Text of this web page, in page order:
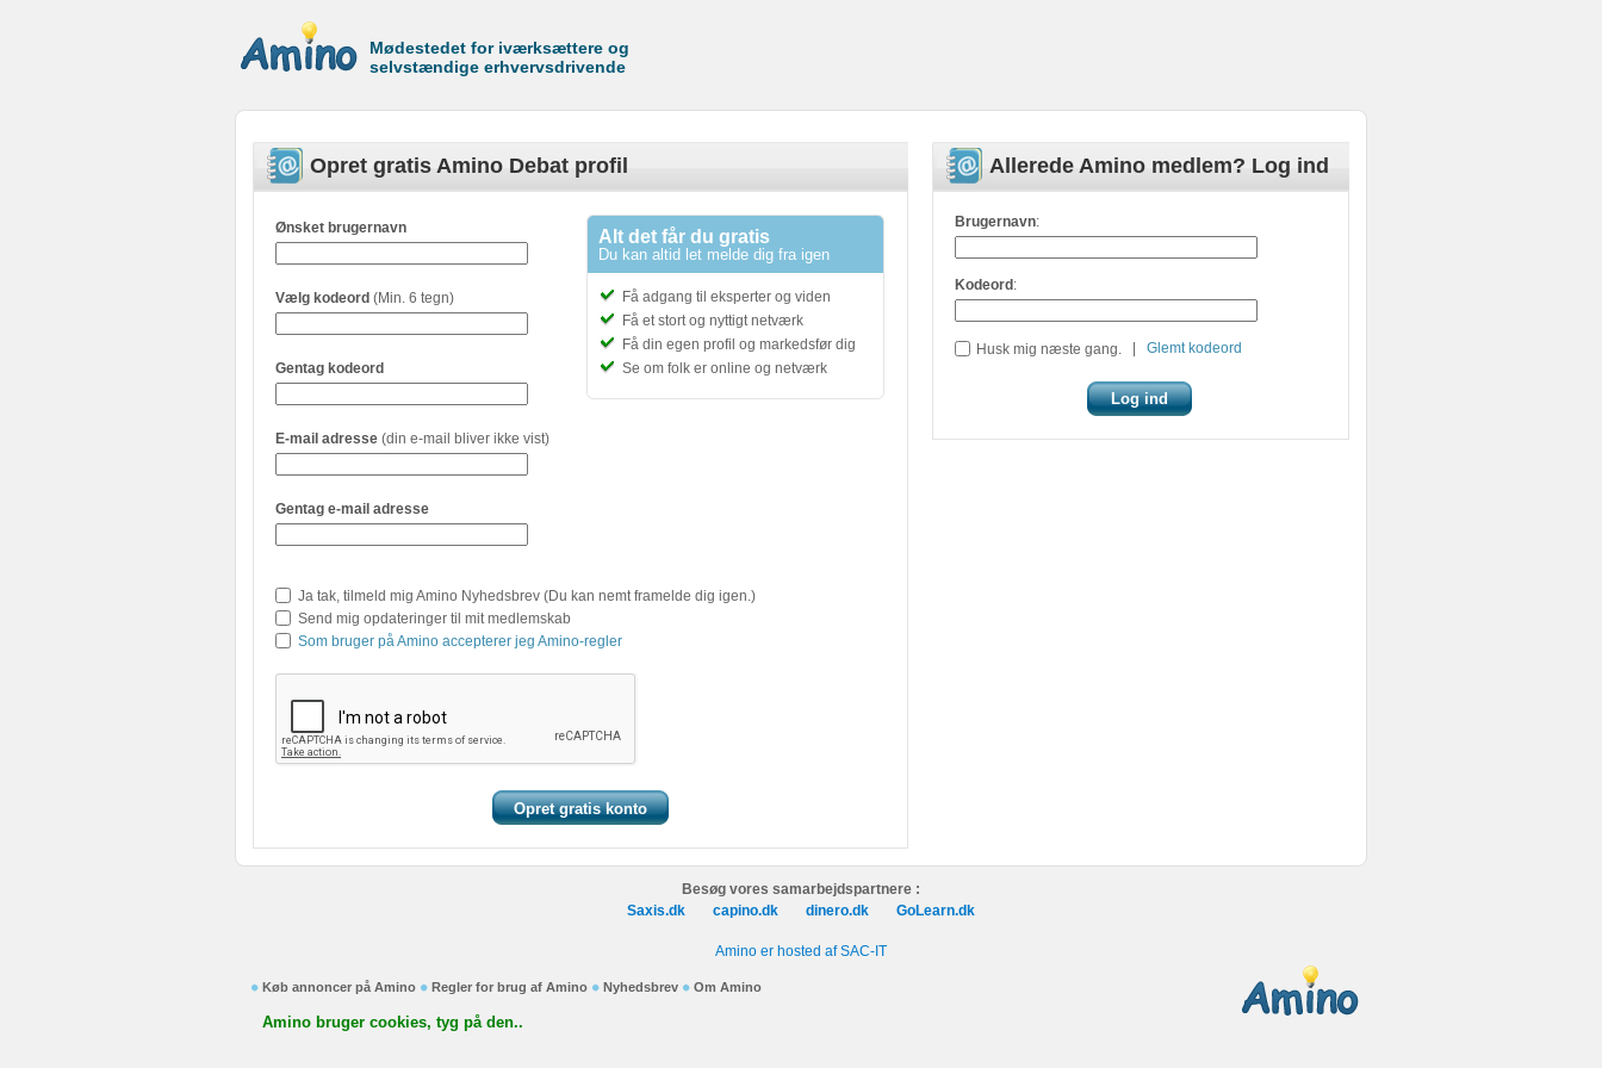
Mødestedet for iværksættere og
selvstændige erhvervsdrivende
Allerede Amino medlem? Log ind
Brugernavn:
Kodeord :
Husk mig næste gang. Glemt kodeord
Opret gratis Amino Debat profil
Alt det får du gratis
Du kan altid let melde dig fra igen
Få adgang til eksperter og viden
Få et stort og nyttigt netværk
Få din egen profil og markedsfør dig
Se om folk er online og netværk
Ønsket brugernavn
Vælg kodeord (Min. 6 tegn)
Gentag kodeord
E-mail adresse (din e-mail bliver ikke vist)
Gentag e-mail adresse
Ja tak, tilmeld mig Amino Nyhedsbrev (Du kan nemt framelde dig igen.)
Send mig opdateringer til mit medlemskab
Som bruger på Amino accepterer jeg Amino-regler
Besøg vores samarbejdspartnere :
Saxis.dk
capino.dk dinero.dk GoLearn.dk
Amino er hosted af SAC-IT
Køb annoncer på Amino Regler for brug af Amino Nyhedsbrev Om Amino
Amino bruger cookies, tyg på den..